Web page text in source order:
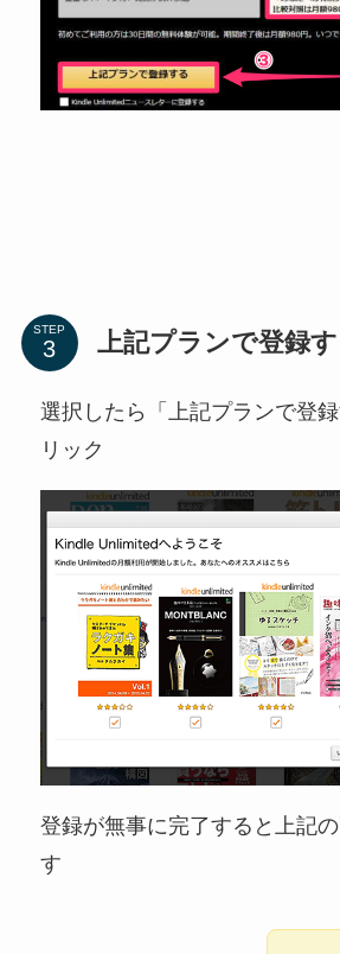
STEP 上記プランで登録
選択したら「上記プランで登
リック
登録が無事に完了すると上記
す